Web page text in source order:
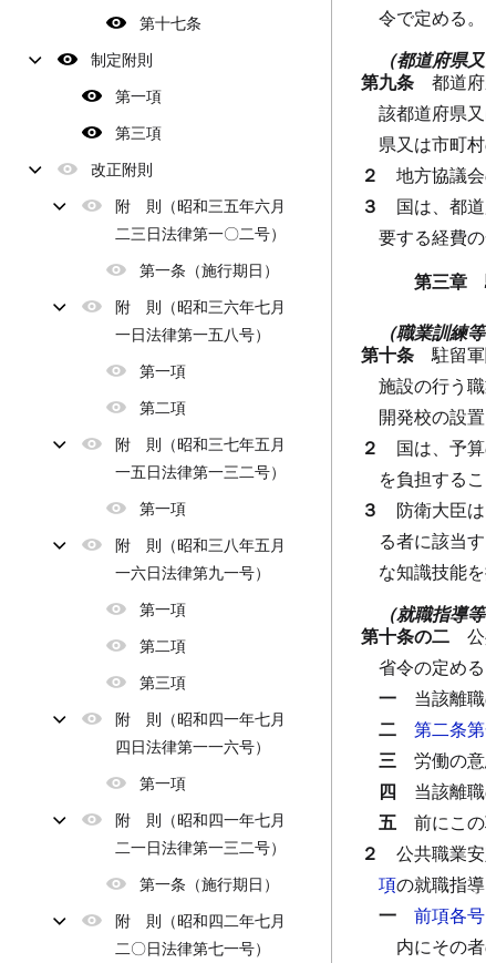
第十七条
制定附則
第一項
第三項
改正附則
附 則（昭和三五年六月
二三日法律第一〇二号）
第一条（施行期日）
附 則（昭和三六年七月
一日法律第一五八号）
第一項
第二項
附 則（昭和三七年五月
一五日法律第一三二号）
第一項
附 則（昭和三八年五月
一六日法律第九一号）
第一項
第二項
第三項
附 則（昭和四一年七月
四日法律第一一六号）
第一項
附 則（昭和四一年七月
二一日法律第一三二号）
第一条（施行期日）
附 則（昭和四二年七月
二〇日法律第七一号）
令で定める。
（都道府県
第九条 都道
該都道府県
県又は市町
２ 地方協議
３ 国は、都
要する経費
第三章
（職業訓練
第十条駐留
施設の行う
開発校の設
２ 国は、予
を負担する
３ 防衛大臣は
る者に該当
な知識技能
（就職指導等
第十条の二
省令の定め
一 当該離
二 第二条
三 労働の
四 当該離
五 前にこ
２ 公共職業
項の就職指
一 前項各号
内にその